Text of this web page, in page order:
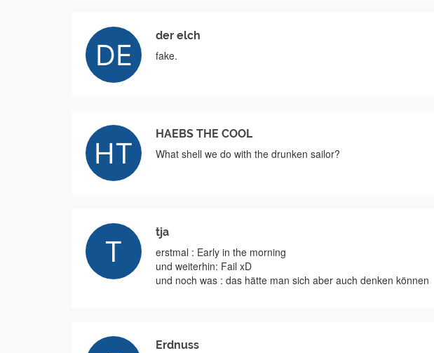
der elch
fake.
HAEBS THE COOL
What shell we do with the drunken sailor?
tja
erstmal : Early in the morning
und weiterhin: Fail xD
und noch was : das hätte man sich aber auch denken können
Erdnuss